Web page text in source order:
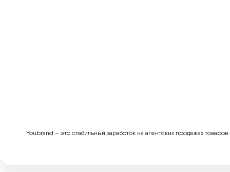
Youbrand – это стабильный заработок на агентских продажах